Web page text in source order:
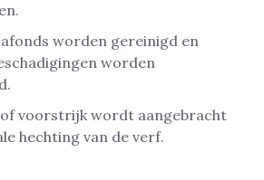
worden gereinigd en
worden
voorstrijk wordt aangebracht
hechting van de verf.